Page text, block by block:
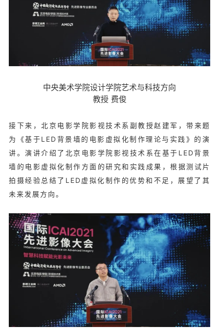
中央美术学院设计学院艺术与科技方向
教授 费俊
接下来，北京电影学院影视技术系副教授赵建军，带来题
为《基于LED背景墙的电影虚拟化制作理论与实践》的演
讲。演讲介绍了北京电影学院影视技术系在基于LED背景
墙的电影虚拟化制作方面的研究和实践成果，根据测试片
拍摄经验总结了LED虚拟化制作的优势和不足，展望了其
未来发展方向。